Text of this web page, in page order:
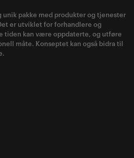
unik pakke med produkter og tjenester
er utviklet for forhandlere og
tiden kan være oppdaterte, og utføre
måte. Konseptet kan også bidra til